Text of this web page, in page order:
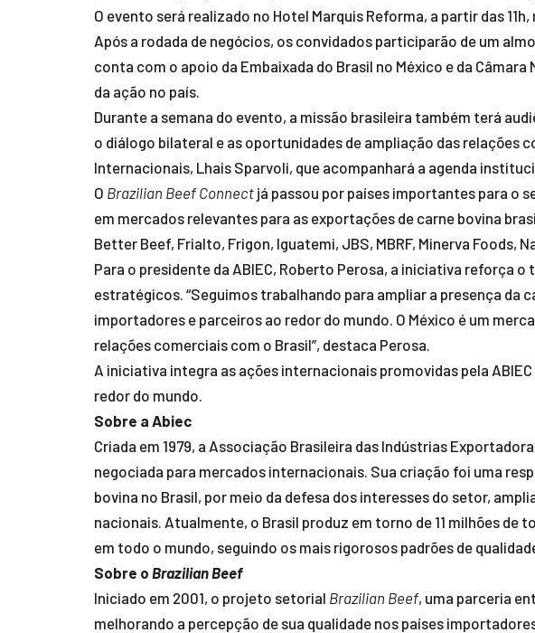
O evento será realizado no Hotel Marquis Reforma, a partir das
Após a rodada de negócios, os convidados participarão de um
conta com o apoio da Embaixada do Brasil no México e da
da ação no país.
Durante a semana do evento, a missão brasileira também terá
o diálogo bilateral e as oportunidades de ampliação das relações
Internacionais, Lhais Sparvoli, que acompanhará a agenda
O Brazilian Beef Connectjá passou por países importantes para o
em mercados relevantes para as exportações de carne bovina
Better Beef, Frialto, Frigon, Iguatemi, JBS, MBRF, Minerva Foods,
Para o presidente da ABIEC, Roberto Perosa, a iniciativa reforça
estratégicos. “Seguimos trabalhando para ampliar a presença da
importadores e parceiros ao redor do mundo. O México é um
relações comerciais com o Brasil”, destaca Perosa.
A iniciativa integra as ações internacionais promovidas pela
redor do mundo.
Sobre a Abiec
Criada em 1979, a Associação Brasileira das Indústrias
negociada para mercados internacionais. Sua criação foi uma
bovina no Brasil, por meio da defesa dos interesses do setor,
nacionais. Atualmente, o Brasil produz em torno de 11 milhões de
em todo o mundo, seguindo os mais rigorosos padrões de
Sobre o Brazilian Beef
Iniciado em 2001, o projeto setorial Brazilian Beef, uma parceria
melhorando a percepção de sua qualidade nos países